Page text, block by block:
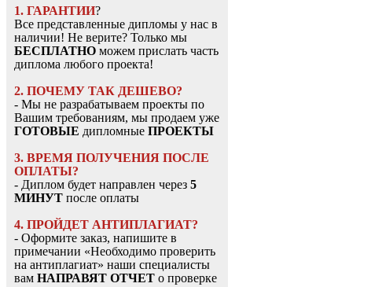
1. ГАРАНТИИ?
Все представленные дипломы у нас в
наличии! Не верите? Только мы
БЕСПЛАТНО можем прислать часть
диплома любого проекта!
2. ПОЧЕМУ ТАК ДЕШЕВО?
- Мы не разрабатываем проекты по
Вашим требованиям, мы продаем уже
ГОТОВЫЕ дипломные ПРОЕКТЫ
3. ВРЕМЯ ПОЛУЧЕНИЯ ПОСЛЕ
ОПЛАТЫ?
- Диплом будет направлен через 5
МИНУТ после оплаты
4. ПРОЙДЕТ АНТИПЛАГИАТ?
- Оформите заказ, напишите в
примечании «Необходимо проверить
на антиплагиат» наши специалисты
вам НАПРАВЯТ ОТЧЕТ о проверке